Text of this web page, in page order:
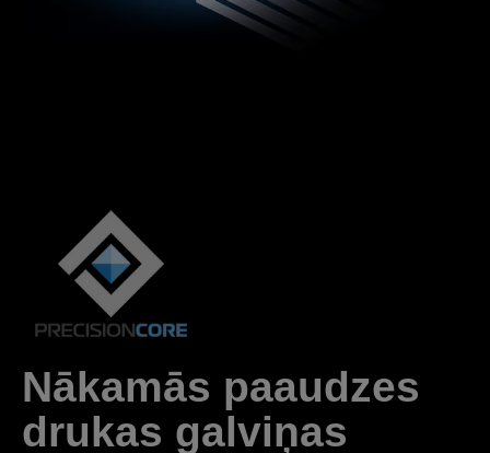
Nākamās paaudzes
drukas galviņas